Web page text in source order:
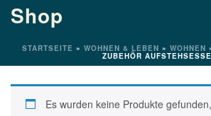
Shop
STARTSEITE » WOHNEN & LEBEN » WOHNEN
ZUBEHÖR
Es wurden keine Produkte